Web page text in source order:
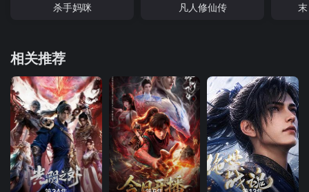
杀手妈咪 凡人修仙传
相关推荐